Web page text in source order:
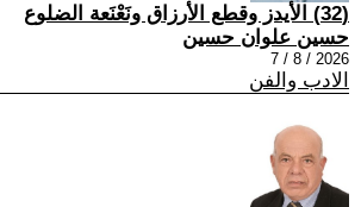
(32) الأيدز وقطع الأرزاق ونَعْنَعة الضلوع
حسين علوان حسين
2026 / 8 / 7
الادب والفن